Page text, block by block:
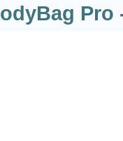
Pro